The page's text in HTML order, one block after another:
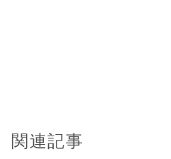
関連記事